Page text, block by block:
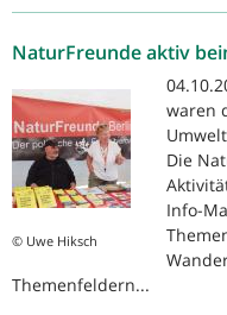
NaturFreunde aktiv
© Uwe Hiksch
waren
Die
Info-
Themenfeldern...